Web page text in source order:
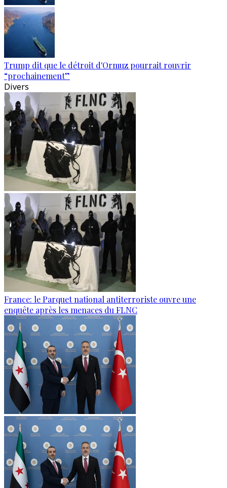
Trump dit que le détroit d'Ormuz pourrait rouvrir
“prochainement”
Divers
France: le Parquet national antiterroriste ouvre une
enquête après les menaces du FLNC